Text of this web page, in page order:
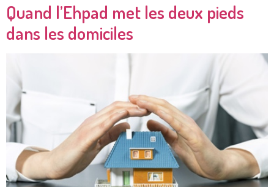
Quand l’Ehpad met les deux pieds
dans les domiciles